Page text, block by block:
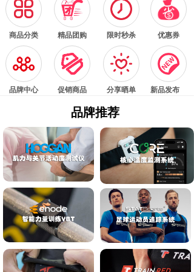
商品分类 精品团购 优惠券
限时秒杀
按钮文本 按钮文本 按钮文本
按钮文本
品牌中心 促销商品 分享晒单 新品发布
按钮文本 按钮文本 按钮文本 按钮文本
品牌推荐